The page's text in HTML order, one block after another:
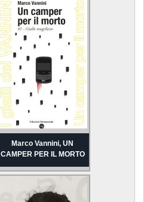
Marco Vannini, UN
CAMPER PER IL MORTO